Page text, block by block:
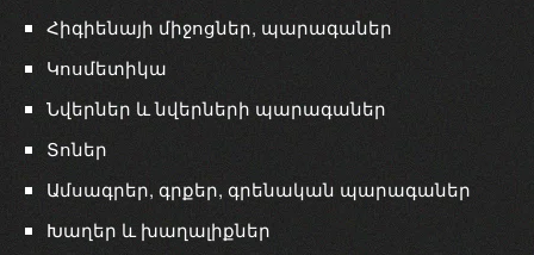
Հիգիենայի միջոցներ, պարագաներ
Կոսմետիկա
Նվերներ և նվերների պարագաներ
Տոներ
Ամսագրեր, գրքեր, գրենական պարագաներ
Խաղեր և խաղալիքներ